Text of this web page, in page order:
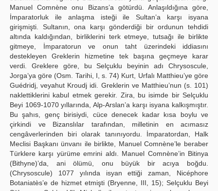
Manuel Comnène onu Bizans’a götürdü. Anlaşıldığına göre,
İmparatorluk ile anlaşma isteği ile Sultan’a karşı isyana
girişmişti. Sultanın, ona karşı gönderdiği bir ordunun tehdidi
altında kaldığından, birliklerini terk etmeye, tutsağı ile birlikte
gitmeye, İmparatorun ve onun taht üzerindeki iddiasını
destekleyen Greklerin hizmetine tek başına geçmeye karar
verdi. Greklere göre, bu Selçuklu beyinin adı Chrysoscule,
Jorga’ya göre (Osm. Tarihi, I, s. 74) Kurt, Urfalı Matthieu’ye göre
Guédridj, veyahut Kroudj idi. Greklerin ve Matthieu’nun (s. 101)
naklettiklerini kabul etmek gerekir. Zira, bu isimde bir Selçuklu
Beyi 1069-1070 yıllarında, Alp-Arslan’a karşı isyana kalkışmıştır.
Bu şahıs, genç birisiydi, cüce denecek kadar kısa boylu ve
çirkindi ve Bizanslılar tarafından, milletinin en acımasız
cengâverlerinden biri olarak tanınıyordu. İmparatordan, Halk
Meclisi Başkanı ünvanı ile birlikte, Manuel Comnène’le beraber
Türklere karşı yürüme emrini aldı. Manuel Comnène’in Bitinya
(Bithyne)’da, ani ölümü, onu büyük bir acıya boğdu.
(Chrysoscule) 1077 yılında isyan ettiği zaman, Nicéphore
Botaniatès’e de hizmet etmişti (Bryenne, III, 15); Selçuklu Beyi